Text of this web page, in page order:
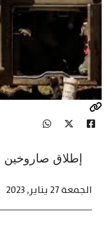
إطلاق
الجمعة 27 يناير, 2023